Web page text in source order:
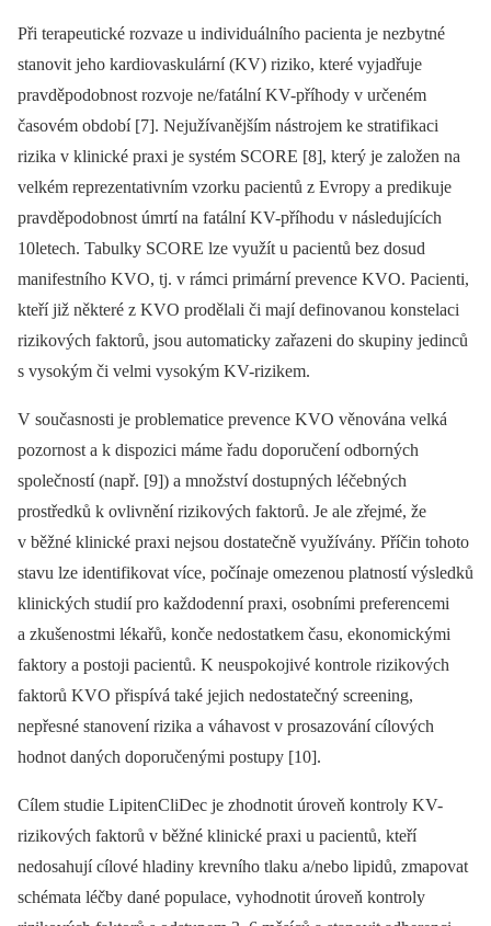
Při terapeutické rozvaze u individuálního pacienta je nezbytné
stanovit jeho kardiovaskulární (KV) riziko, které vyjadřuje
pravděpodobnost rozvoje ne/fatální KV-příhody v určeném
časovém období [7]. Nejužívanějším nástrojem ke stratifikaci
rizika v klinické praxi je systém SCORE [8], který je založen na
velkém reprezentativním vzorku pacientů z Evropy a predikuje
pravděpodobnost úmrtí na fatální KV-příhodu v následujících
10letech. Tabulky SCORE lze využít u pacientů bez dosud
manifestního KVO, tj. v rámci primární prevence KVO. Pacienti,
kteří již některé z KVO prodělali či mají definovanou konstelaci
rizikových faktorů, jsou automaticky zařazeni do skupiny jedinců
s vysokým či velmi vysokým KV-rizikem.
V současnosti je problematice prevence KVO věnována velká
pozornost a k dispozici máme řadu doporučení odborných
společností (např. [9]) a množství dostupných léčebných
prostředků k ovlivnění rizikových faktorů. Je ale zřejmé, že
v běžné klinické praxi nejsou dostatečně vy­užívány. Příčin tohoto
stavu lze identifikovat více, počínaje omezenou platností výsledků
klinických studií pro každodenní praxi, osobními preferencemi
a zkušenostmi lékařů, konče nedostatkem času, ekonomickými
faktory a postoji pacientů. K neuspokojivé kontrole rizikových
faktorů KVO přispívá také jejich nedostatečný screening,
nepřesné stanovení rizika a váhavost v prosazování cílových
hodnot daných doporučenými postupy [10].
Cílem studie LipitenCliDec je zhodnotit úroveň kontroly KV-
rizikových faktorů v běžné klinické praxi u pacientů, kteří
nedosahují cílové hladiny krevního tlaku a/nebo lipidů, zmapovat
schémata léčby dané populace, vyhodnotit úroveň kontroly